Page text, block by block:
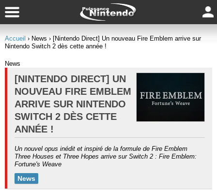
Accueil › News › [Nintendo Direct] Un nouveau Fire Emblem arrive sur
Nintendo Switch 2 dès cette année !
News
[NINTENDO DIRECT] UN
NOUVEAU FIRE EMBLEM
ARRIVE SUR NINTENDO
SWITCH 2 DÈS CETTE
ANNÉE !
Un nouvel opus inédit et inspiré de la formule de Fire Emblem
Three Houses et Three Hopes arrive sur Switch 2 : Fire Emblem:
Fortune's Weave
News